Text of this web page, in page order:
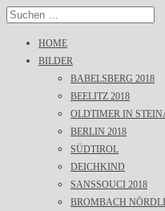
HOME
BILDER
BABELSBERG 2018
BEELITZ 2018
OLDTIMER IN
BERLIN 2018
SÜDTIROL
DEICHKIND
SANSSOUCI 2018
BROMBACH